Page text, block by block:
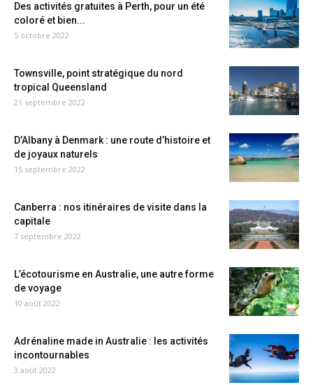
Des activités gratuites à Perth, pour un été
coloré et bien...
5 octobre 2022
Townsville, point stratégique du nord
tropical Queensland
21 septembre 2022
D’Albany à Denmark : une route d’histoire et
de joyaux naturels
15 septembre 2022
Canberra : nos itinéraires de visite dans la
capitale
7 septembre 2022
L’écotourisme en Australie, une autre forme
de voyage
10 août 2022
Adrénaline made in Australie : les activités
incontournables
3 août 2022